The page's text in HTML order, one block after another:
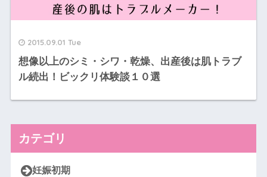
2015.09.01 Tue
想像以上のシミ・シワ・乾燥、出産後は肌トラブ
ル続出！ビックリ体験談１０選
カテゴリ
妊娠初期